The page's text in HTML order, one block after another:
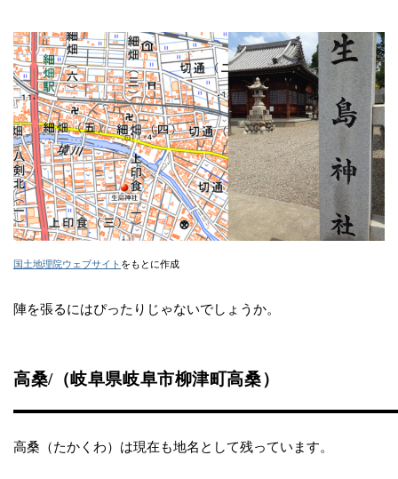
国土地理院ウェブサイト をもとに作成
陣を張るにはぴったりじゃないでしょうか。
高桑/（岐阜県岐阜市柳津町高桑）
高桑（たかくわ）は現在も地名として残っています。